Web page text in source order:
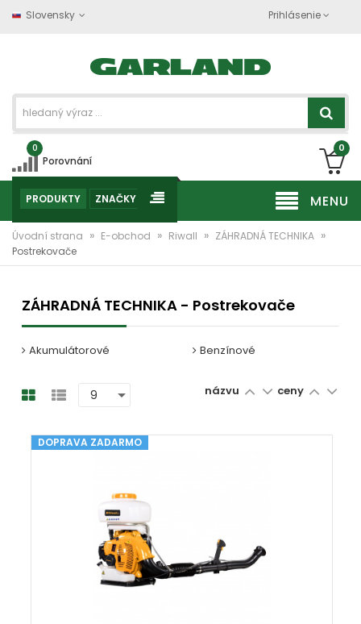
Slovensky Prihlásenie
0
Porovnání
0
MENU
PRODUKTY ZNAČKY
Úvodní strana » E-obchod » Riwall » ZÁHRADNÁ TECHNIKA »
Postrekovače
ZÁHRADNÁ TECHNIKA - Postrekovače
Akumulátorové Benzínové
názvu ceny
DOPRAVA ZADARMO